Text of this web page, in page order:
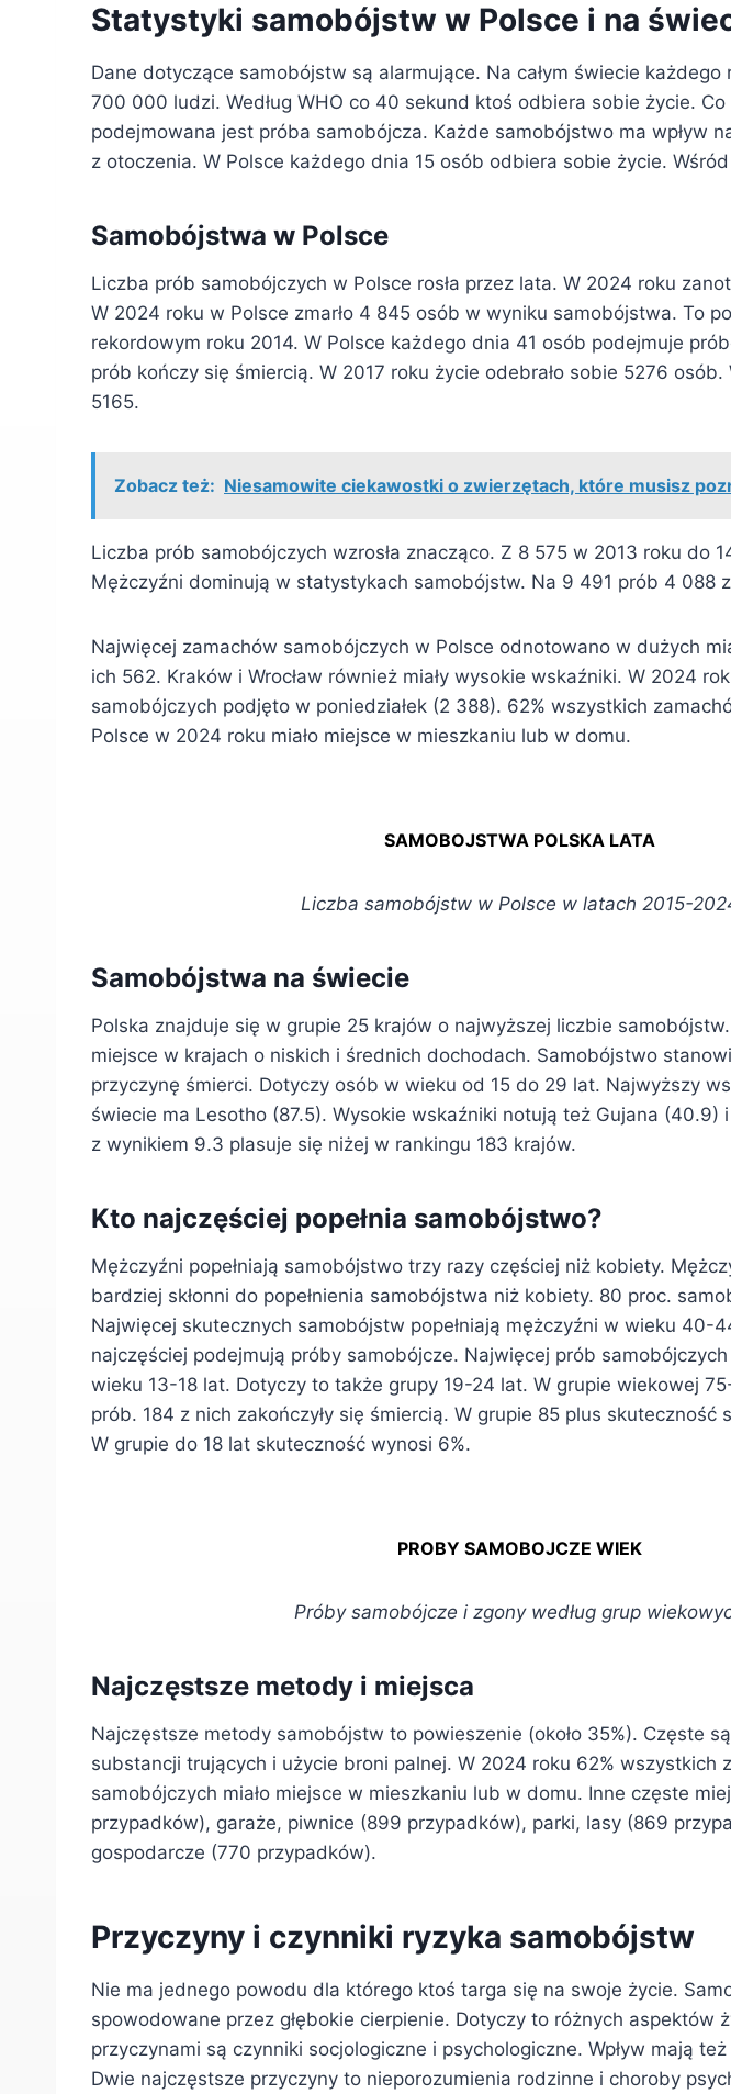
Statystyki samobójstw w Polsce i na
Dane dotyczące samobójstw są alarmujące. Na całym świecie
700 000 ludzi. Według WHO co 40 sekund ktoś odbiera sobie życie.
podejmowana jest próba samobójcza. Każde samobójstwo ma wpływ
z otoczenia. W Polsce każdego dnia 15 osób odbiera sobie życie.
Samobójstwa w Polsce
Liczba prób samobójczych w Polsce rosła przez lata. W 2024 roku
W 2024 roku w Polsce zmarło 4 845 osób w wyniku samobójstwa. To
rekordowym roku 2014. W Polsce każdego dnia 41 osób podejmuje
prób kończy się śmiercią. W 2017 roku życie odebrało sobie 5276 osób.
5165.
Zobacz też: Niesamowite ciekawostki o zwierzętach, które musisz
Liczba prób samobójczych wzrosła znacząco. Z 8 575 w 2013 roku do
Mężczyźni dominują w statystykach samobójstw. Na 9 491 prób 4 088
Najwięcej zamachów samobójczych w Polsce odnotowano w dużych
ich 562. Kraków i Wrocław również miały wysokie wskaźniki. W 2024
samobójczych podjęto w poniedziałek (2 388). 62% wszystkich
Polsce w 2024 roku miało miejsce w mieszkaniu lub w domu.
SAMOBOJSTWA POLSKA LATA
Liczba samobójstw w Polsce w latach 2015-
Samobójstwa na świecie
Polska znajduje się w grupie 25 krajów o najwyższej liczbie
miejsce w krajach o niskich i średnich dochodach. Samobójstwo
przyczynę śmierci. Dotyczy osób w wieku od 15 do 29 lat. Najwyższy
świecie ma Lesotho (87.5). Wysokie wskaźniki notują też Gujana (40.9)
z wynikiem 9.3 plasuje się niżej w rankingu 183 krajów.
Kto najczęściej popełnia samobójstwo?
Mężczyźni popełniają samobójstwo trzy razy częściej niż kobiety.
bardziej skłonni do popełnienia samobójstwa niż kobiety. 80 proc.
Najwięcej skutecznych samobójstw popełniają mężczyźni w wieku 40-
najczęściej podejmują próby samobójcze. Najwięcej prób
wieku 13-18 lat. Dotyczy to także grupy 19-24 lat. W grupie wiekowej
prób. 184 z nich zakończyły się śmiercią. W grupie 85 plus skuteczność
W grupie do 18 lat skuteczność wynosi 6%.
PROBY SAMOBOJCZE WIEK
Próby samobójcze i zgony według grup
Najczęstsze metody i miejsca
Najczęstsze metody samobójstw to powieszenie (około 35%). Częste
substancji trujących i użycie broni palnej. W 2024 roku 62% wszystkich
samobójczych miało miejsce w mieszkaniu lub w domu. Inne częste
przypadków), garaże, piwnice (899 przypadków), parki, lasy (869
gospodarcze (770 przypadków).
Przyczyny i czynniki ryzyka samobójstw
Nie ma jednego powodu dla którego ktoś targa się na swoje życie.
spowodowane przez głębokie cierpienie. Dotyczy to różnych aspektów
przyczynami są czynniki socjologiczne i psychologiczne. Wpływ mają
Dwie najczęstsze przyczyny to nieporozumienia rodzinne i choroby